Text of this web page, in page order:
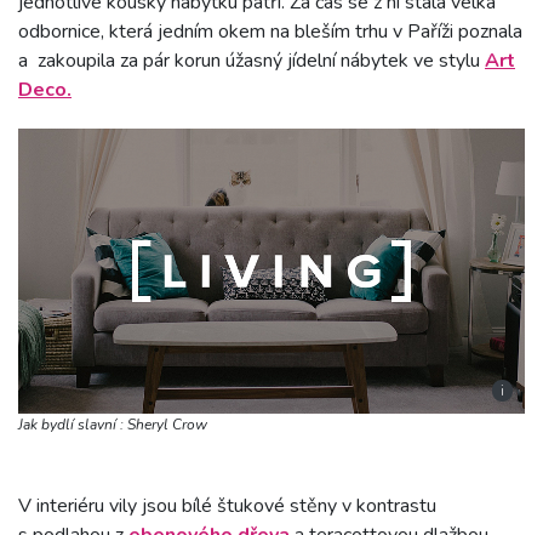
odbornice, která jedním okem na bleším trhu v Paříži poznala
a zakoupila za pár korun úžasný jídelní nábytek ve stylu Art
Deco.
i
Jak bydlí slavní : Sheryl Crow
V interiéru vily jsou bílé štukové stěny v kontrastu